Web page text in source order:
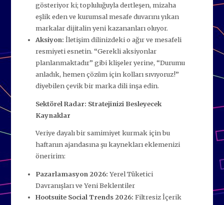
gösteriyor ki; topluluğuyla dertleşen, mizaha
eşlik eden ve kurumsal mesafe duvarını yıkan
markalar dijitalin yeni kazananları oluyor.
Aksiyon: İletişim dilinizdeki o ağır ve mesafeli
resmiyeti esnetin. “Gerekli aksiyonlar
planlanmaktadır” gibi klişeler yerine, “Durumu
anladık, hemen çözüm için kolları sıvıyoruz!”
diyebilen çevik bir marka dili inşa edin.
Sektörel Radar: Stratejinizi Besleyecek
Kaynaklar
Veriye dayalı bir samimiyet kurmak için bu
haftanın ajandasına şu kaynekları eklemenizi
öneririm:
Pazarlamasyon 2026: Yerel Tüketici
Davranışları ve Yeni Beklentiler
Hootsuite Social Trends 2026: Filtresiz İçerik